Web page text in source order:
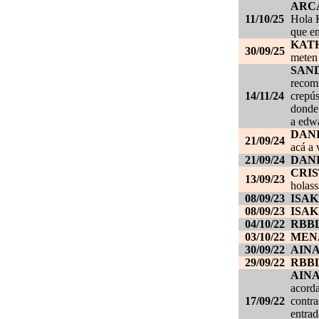
11/10/25 Hola
que
30/09/25
14/11/24
a
21/09/24
acá a
21/09/24
13/09/23
08/09/23
08/09/23
04/10/22
03/10/22
30/09/22
29/09/22
17/09/22